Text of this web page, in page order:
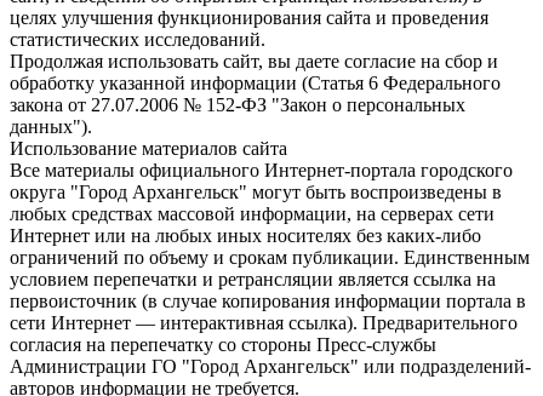
целях улучшения функционирования сайта и проведения
статистических исследований.
Продолжая использовать сайт, вы даете согласие на сбор и
обработку указанной информации (Статья 6 Федерального
закона от 27.07.2006 № 152-ФЗ "Закон о персональных
данных").
Использование материалов сайта
Все материалы официального Интернет-портала городского
округа "Город Архангельск" могут быть воспроизведены в
любых средствах массовой информации, на серверах сети
Интернет или на любых иных носителях без каких-либо
ограничений по объему и срокам публикации. Единственным
условием перепечатки и ретрансляции является ссылка на
первоисточник (в случае копирования информации портала в
сети Интернет — интерактивная ссылка). Предварительного
согласия на перепечатку со стороны Пресс-службы
Администрации ГО "Город Архангельск" или подразделений-
авторов информации не требуется.